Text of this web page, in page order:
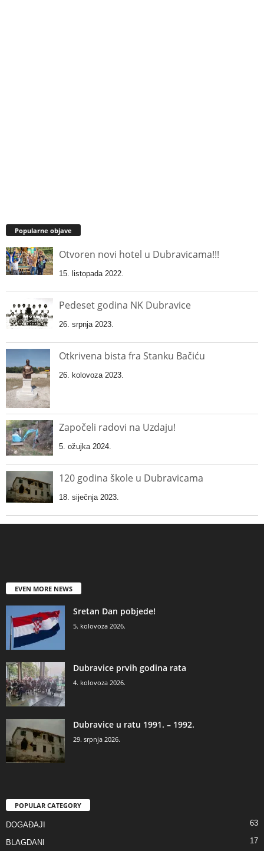
Popularne objave
Otvoren novi hotel u Dubravicama!!!
15. listopada 2022.
Pedeset godina NK Dubravice
26. srpnja 2023.
Otkrivena bista fra Stanku Bačiću
26. kolovoza 2023.
Započeli radovi na Uzdaju!
5. ožujka 2024.
120 godina škole u Dubravicama
18. siječnja 2023.
EVEN MORE NEWS
Sretan Dan pobjede!
5. kolovoza 2026.
Dubravice prvih godina rata
4. kolovoza 2026.
Dubravice u ratu 1991. – 1992.
29. srpnja 2026.
POPULAR CATEGORY
DOGAĐAJI 63
BLAGDANI 17